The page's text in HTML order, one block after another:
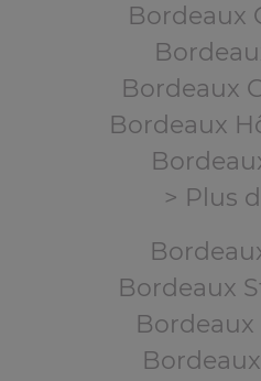
Bordeaux
Bordeaux
Bordeaux
> Plus
Bordeaux